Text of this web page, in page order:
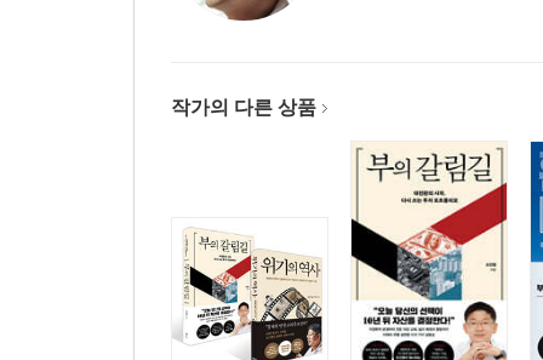
작가의 다른 상품